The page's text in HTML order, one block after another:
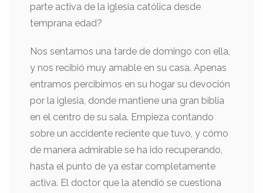
parte activa de la iglesia católica desde
temprana edad?
Nos sentamos una tarde de domingo con ella,
y nos recibió muy amable en su casa. Apenas
entramos percibimos en su hogar su devoción
por la iglesia, donde mantiene una gran biblia
en el centro de su sala. Empieza contando
sobre un accidente reciente que tuvo, y cómo
de manera admirable se ha ido recuperando,
hasta el punto de ya estar completamente
activa. El doctor que la atendió se cuestiona